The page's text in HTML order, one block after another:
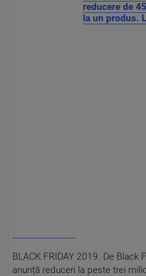
reducere de
la un produs.
BLACK FRIDAY 2019. De Black
anunță reduceri la peste trei